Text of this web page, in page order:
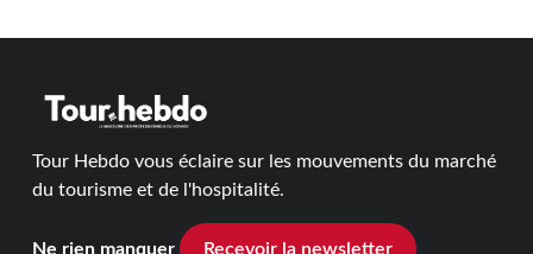
Tour Hebdo vous éclaire sur les mouvements du marché
du tourisme et de l'hospitalité.
Ne rien manquer Recevoir la newsletter